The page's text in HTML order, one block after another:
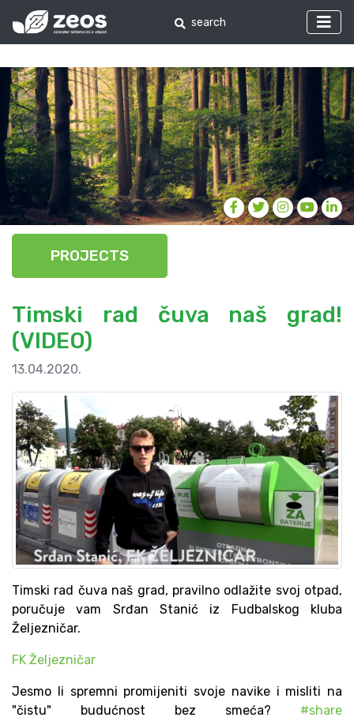
PROJECTS
Timski rad čuva naš grad!
(VIDEO)
13.04.2020.
Timski rad čuva naš grad, pravilno odlažite svoj otpad,
poručuje vam Srđan Stanić iz Fudbalskog kluba
Željezničar.
FK Željezničar
Jesmo li spremni promijeniti svoje navike i misliti na
"čistu" budućnost bez smeća? #share